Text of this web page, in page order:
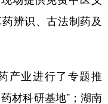
河北 山西
建 江西
辨识、古法制药及
业进行了专题推
材科研基地”；湖南